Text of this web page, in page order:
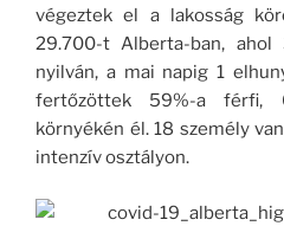
végeztek el a lakosság
29.700-t Alberta-ban,
nyilván, a mai napig 1
fertőzöttek 59%-a férfi,
környékén él. 18 személy
intenzív osztályon.